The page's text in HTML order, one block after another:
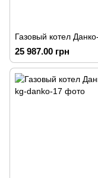
Газовый котел
25 987.00 грн